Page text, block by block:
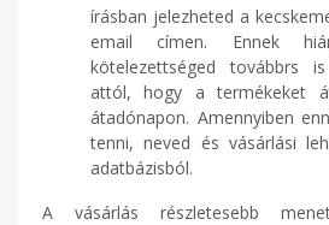
írásban jelezheted a
email címen. Ennek
kötelezettséged továbbrs
attól, hogy a termékeket
átadónapon. Amennyiben
tenni, neved és vásárlási
adatbázisból.
A vásárlás részletesebb